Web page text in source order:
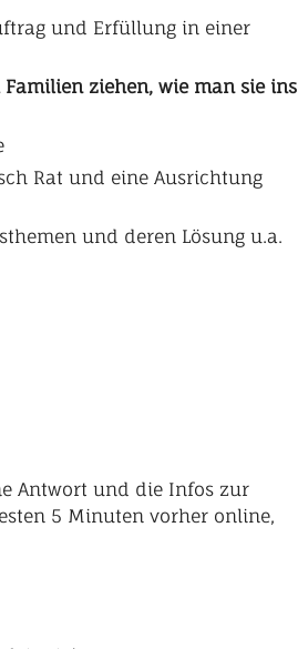
und Erfüllung in einer
ziehen, wie man sie ins
Rat und eine Ausrichtung
und deren Lösung u.a.
Antwort und die Infos zur
5 Minuten vorher online,